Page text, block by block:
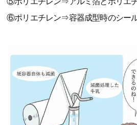
⑥ポリエチレン⇒容器成型時のシー